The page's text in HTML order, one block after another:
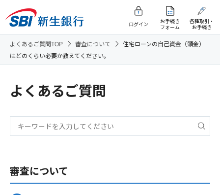
ログイン
お手続き
フォーム
各種取引・
お手続き
よくあるご質問TOP 審査について
住宅ローンの自己資金（頭金）
はどのくらい必要か教えてください。
よくあるご質問
審査について